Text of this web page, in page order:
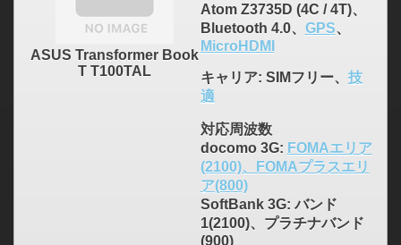
ASUS Transformer Book
T T100TAL
Atom Z3735D (4C / 4T)、
Bluetooth 4.0、 GPS、
MicroHDMI
キャリア: SIMフリー、 技
適
対応周波数
docomo 3G: FOMAエリア
(2100)、FOMAプラスエリ
ア(800)
SoftBank 3G: バンド
1(2100)、プラチナバンド
(900)